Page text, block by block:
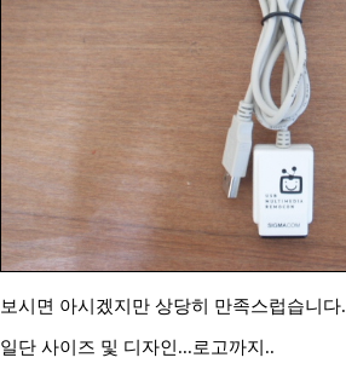
보시면 아시겠지만 상당히 만족스럽습니다.
일단 사이즈 및 디자인...로고까지..